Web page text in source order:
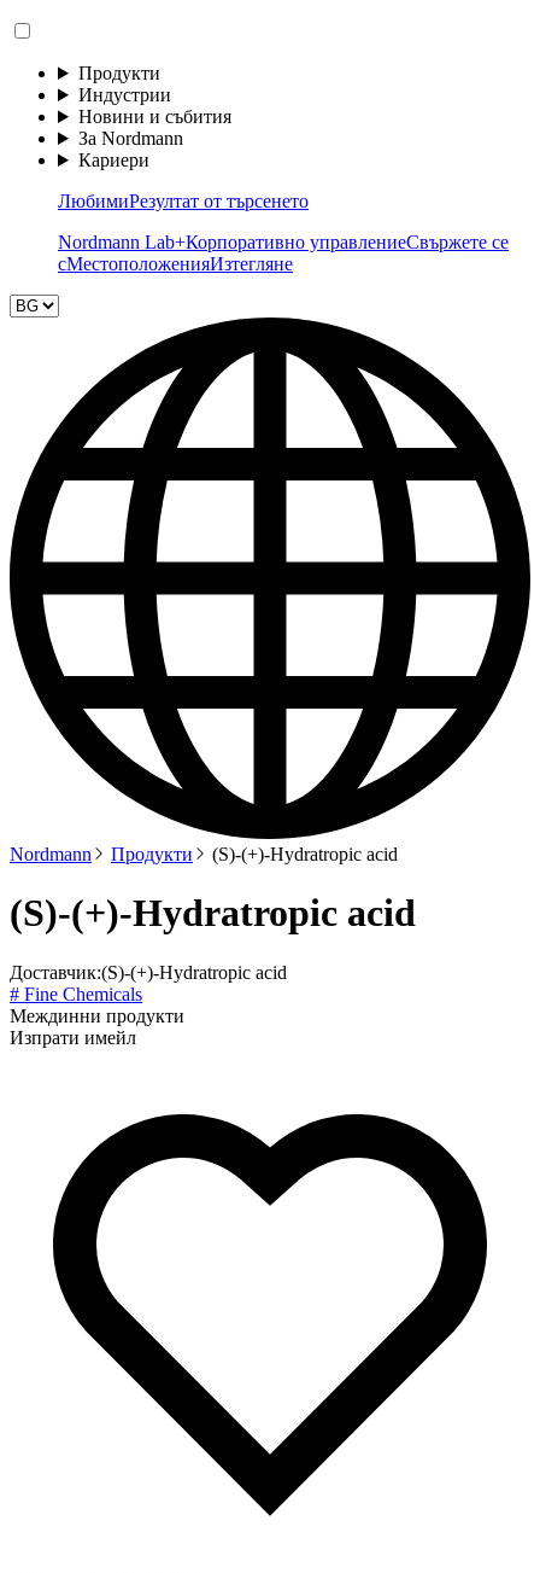
Продукти
Индустрии
Новини и събития
За Nordmann
Кариери
ЛюбимиРезултат от търсенето
Nordmann Lab+Корпоративно управлениеСвържете се
сМестоположенияИзтегляне
Nordmann Продукти (S)-(+)-Hydratropic acid
(S)-(+)-Hydratropic acid
Доставчик:(S)-(+)-Hydratropic acid
# Fine Chemicals
Междинни продукти
Изпрати имейл